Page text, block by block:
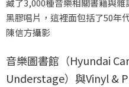
藏了3,000種音樂相關書籍與
黑膠唱片，這裡面包括了50年
陳信方攝影
音樂圖書館（Hyundai
Understage）與Vinyl &